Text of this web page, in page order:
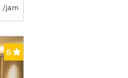
/jam
Next2
5